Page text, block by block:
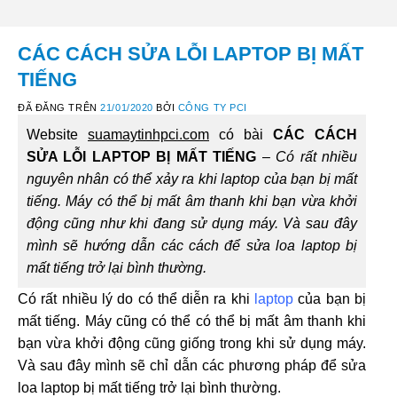
CÁC CÁCH SỬA LỖI LAPTOP BỊ MẤT
TIẾNG
ĐÃ ĐĂNG TRÊN21/01/2020 BỞI CÔNG TY PCI
Website suamaytinhpci.com có bài CÁC CÁCH
SỬA LỖI LAPTOP BỊ MẤT TIẾNG – Có rất nhiều
nguyên nhân có thể xảy ra khi laptop của bạn bị mất
tiếng. Máy có thể bị mất âm thanh khi bạn vừa khởi
động cũng như khi đang sử dụng máy. Và sau đây
mình sẽ hướng dẫn các cách để sửa loa laptop bị
mất tiếng trở lại bình thường.
Có rất nhiều lý do có thể diễn ra khi laptopcủa bạn bị
mất tiếng. Máy cũng có thể có thể bị mất âm thanh khi
bạn vừa khởi động cũng giống trong khi sử dụng máy.
Và sau đây mình sẽ chỉ dẫn các phương pháp để sửa
loa laptop bị mất tiếng trở lại bình thường.